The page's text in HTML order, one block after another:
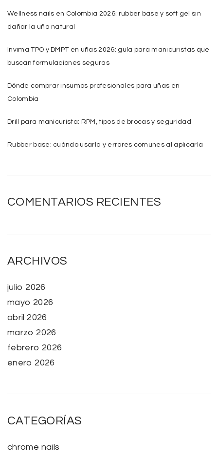
Wellness nails en Colombia 2026: rubber base y soft gel sin
dañar la uña natural
Invima TPO y DMPT en uñas 2026: guía para manicuristas que
buscan formulaciones seguras
Dónde comprar insumos profesionales para uñas en
Colombia
Drill para manicurista: RPM, tipos de brocas y seguridad
Rubber base: cuándo usarla y errores comunes al aplicarla
COMENTARIOS RECIENTES
ARCHIVOS
julio 2026
mayo 2026
abril 2026
marzo 2026
febrero 2026
enero 2026
CATEGORÍAS
chrome nails